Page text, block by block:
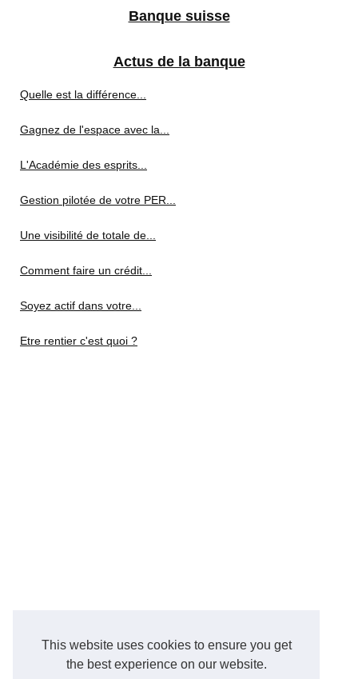
This website uses cookies to ensure you get
the best experience on our website.
Banque suisse
Actus de la banque
Quelle est la différence...
Gagnez de l'espace avec la...
L'Académie des esprits...
Gestion pilotée de votre PER...
Une visibilité de totale de...
Comment faire un crédit...
Soyez actif dans votre...
Etre rentier c'est quoi ?